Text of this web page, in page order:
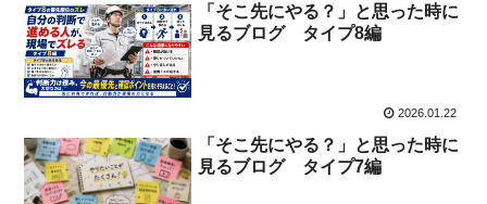
「そこ先にやる？」と思った時に
見るブログ タイプ8編
2026.01.22
「そこ先にやる？」と思った時に
見るブログ タイプ7編